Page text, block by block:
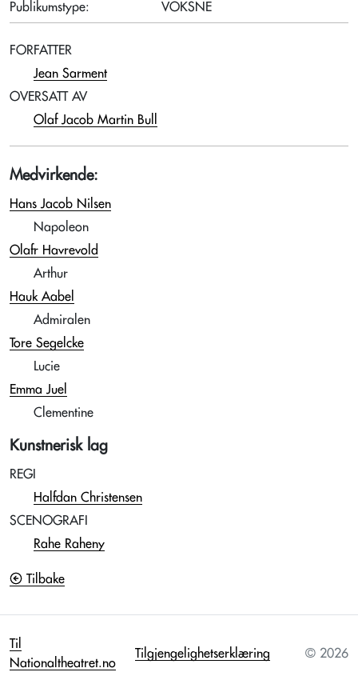
Publikumstype:
VOKSNE
FORFATTER
Jean Sarment
OVERSATT AV
Olaf Jacob Martin Bull
Medvirkende:
Hans Jacob Nilsen
Napoleon
Olafr Havrevold
Arthur
Hauk Aabel
Admiralen
Tore Segelcke
Lucie
Emma Juel
Clementine
Kunstnerisk lag
REGI
Halfdan Christensen
SCENOGRAFI
Rahe Raheny
Tilbake
Til
Nationaltheatret.no
Tilgjengelighetserklæring © 2026